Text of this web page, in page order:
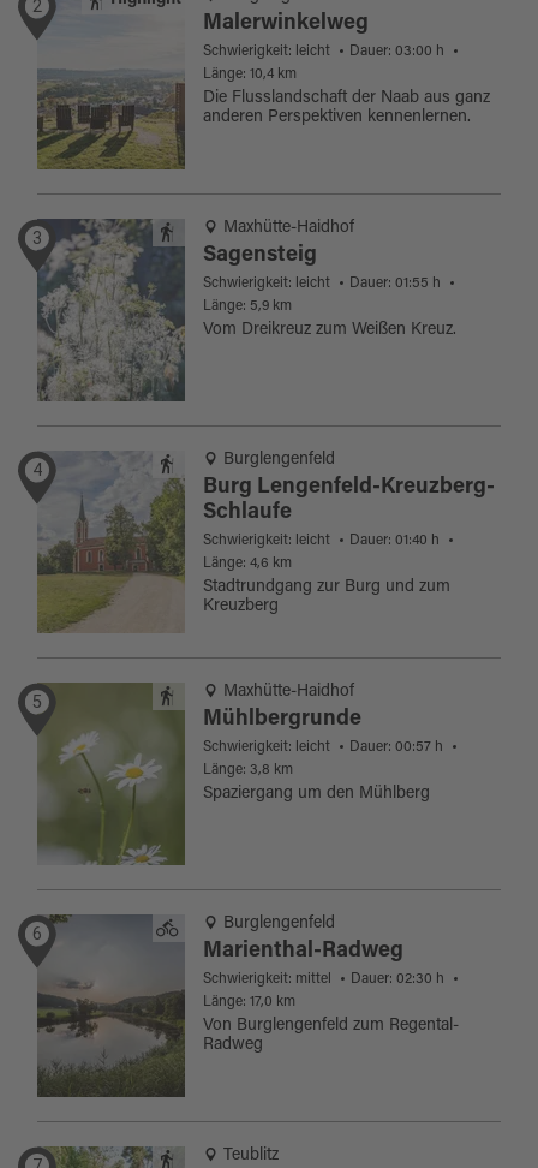
2
Malerwinkelweg
Die Flusslandschaft der Naab aus ganz
anderen Perspektiven kennenlernen.
Schwierigkeit: leicht
Dauer: 03:00 h
Länge: 10,4 km
3 Maxhütte-Haidhof
Sagensteig
Vom Dreikreuz zum Weißen Kreuz.
Schwierigkeit: leicht
Dauer: 01:55 h
Länge: 5,9 km
4 Burglengenfeld
Burg Lengenfeld-Kreuzberg-
Schlaufe
Stadtrundgang zur Burg und zum
Kreuzberg
Schwierigkeit: leicht
Dauer: 01:40 h
Länge: 4,6 km
5 Maxhütte-Haidhof
Mühlbergrunde
Spaziergang um den Mühlberg
Schwierigkeit: leicht
Dauer: 00:57 h
Länge: 3,8 km
6 Burglengenfeld
Marienthal-Radweg
Von Burglengenfeld zum Regental-
Radweg
Schwierigkeit: mittel
Dauer: 02:30 h
Länge: 17,0 km
Teublitz